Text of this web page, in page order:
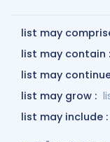
list may
list may contain :
list may
list may grow :
list may include :